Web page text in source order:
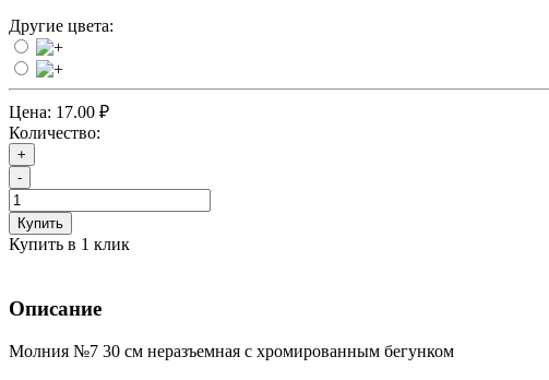
Другие цвета:
Цена: 17.00 ₽
Количество:
+
-
Купить
Купить в 1 клик
Описание
Молния №7 30 см неразъемная c хромированным бегунком